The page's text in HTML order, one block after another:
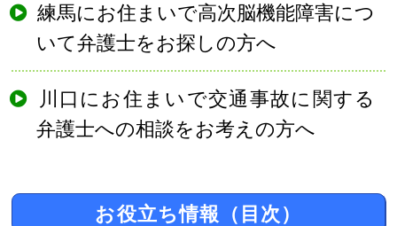
練馬にお住まいで高次脳機能障害につ
いて弁護士をお探しの方へ
川口にお住まいで交通事故に関する
弁護士への相談をお考えの方へ
お役立ち情報（目次）